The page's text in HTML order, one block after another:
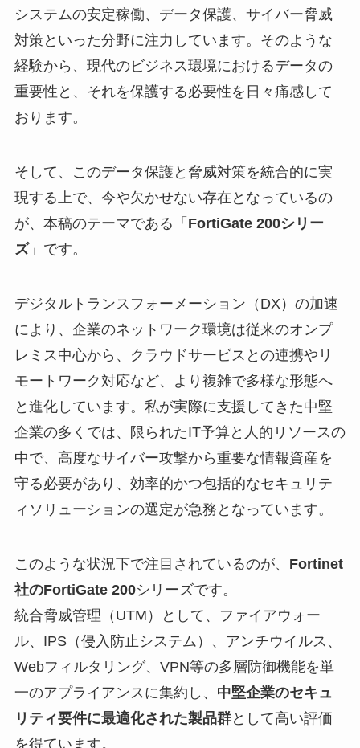
システムの安定稼働、データ保護、サイバー脅威
対策といった分野に注力しています。そのような
経験から、現代のビジネス環境におけるデータの
重要性と、それを保護する必要性を日々痛感して
おります。
そして、このデータ保護と脅威対策を統合的に実
現する上で、今や欠かせない存在となっているの
が、本稿のテーマである「 FortiGate 200シリー
ズ」です。
デジタルトランスフォーメーション（DX）の加速
により、企業のネットワーク環境は従来のオンプ
レミス中心から、クラウドサービスとの連携やリ
モートワーク対応など、より複雑で多様な形態へ
と進化しています。私が実際に支援してきた中堅
企業の多くでは、限られたIT予算と人的リソースの
中で、高度なサイバー攻撃から重要な情報資産を
守る必要があり、効率的かつ包括的なセキュリテ
ィソリューションの選定が急務となっています。
このような状況下で注目されているのが、 Fortinet
社のFortiGate 200シリーズです。
統合脅威管理（UTM）として、ファイアウォー
ル、IPS（侵入防止システム）、アンチウイルス、
Webフィルタリング、VPN等の多層防御機能を単
一のアプライアンスに集約し、 中堅企業のセキュ
リティ要件に最適化された製品群として高い評価
を得ています。